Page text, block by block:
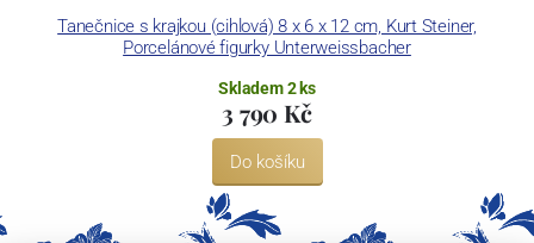
Tanečnice s krajkou (cihlová) 8 x 6 x 12 cm, Kurt Steiner,
Porcelánové figurky Unterweissbacher
Skladem 2 ks
3 790 Kč
Do košíku